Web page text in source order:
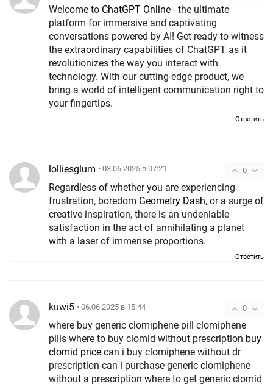
Welcome to ChatGPT Online - the ultimate
platform for immersive and captivating
conversations powered by AI! Get ready to witness
the extraordinary capabilities of ChatGPT as it
revolutionizes the way you interact with
technology. With our cutting-edge product, we
bring a world of intelligent communication right to
your fingertips.
Ответить
0
lolliesglum • 03.06.2025 в 07:21
Regardless of whether you are experiencing
frustration, boredom Geometry Dash, or a surge of
creative inspiration, there is an undeniable
satisfaction in the act of annihilating a planet
with a laser of immense proportions.
Ответить
0
kuwi5 • 06.06.2025 в 15:44
where buy generic clomiphene pill clomiphene
pills where to buy clomid without prescription buy
clomid price can i buy clomiphene without dr
prescription can i purchase generic clomiphene
without a prescription where to get generic clomid